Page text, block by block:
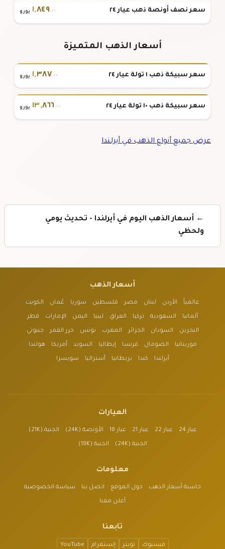
سعر نصف أونصة ذهب عيار ٢٤ ١,٨٤٩.٠٠ يورو
أسعار الذهب المتميزة
سعر سبيكة ذهب ١ تولة عيار ٢٤ ١,٣٨٧.٠٠ يورو
سعر سبيكة ذهب ١٠ تولة عيار ٢٤ ١٣,٨٦٦.٠٠ يورو
عرض جميع أنواع الذهب في أيرلندا
← أسعار الذهب اليوم في أيرلندا - تحديث يومي
ولحظي
أسعار الذهب
عالمياً الأردن لبنان مصر فلسطين سوريا عُمان الكويت
ألمانيا السعودية تركيا العراق ليبيا اليمن الإمارات قطر
البحرين السودان الجزائر المغرب تونس جزر القمر جيبوتي
موريتانيا الصومال فرنسا إيطاليا السويد أمريكا هولندا
أيرلندا كندا بريطانيا أستراليا سويسرا
العيارات
عيار 24 عيار 22 عيار 21 عيار 18 الأونصة (24K) الجنية (21K)
الجنية (24K) الجنية (18K)
معلومات
حاسبة أسعار الذهب حول الموقع اتصل بنا سياسة الخصوصية
أعلن معنا
تابعنا
فيسبوك تويتر إنستغرام YouTube